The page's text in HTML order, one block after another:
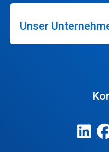
Unser